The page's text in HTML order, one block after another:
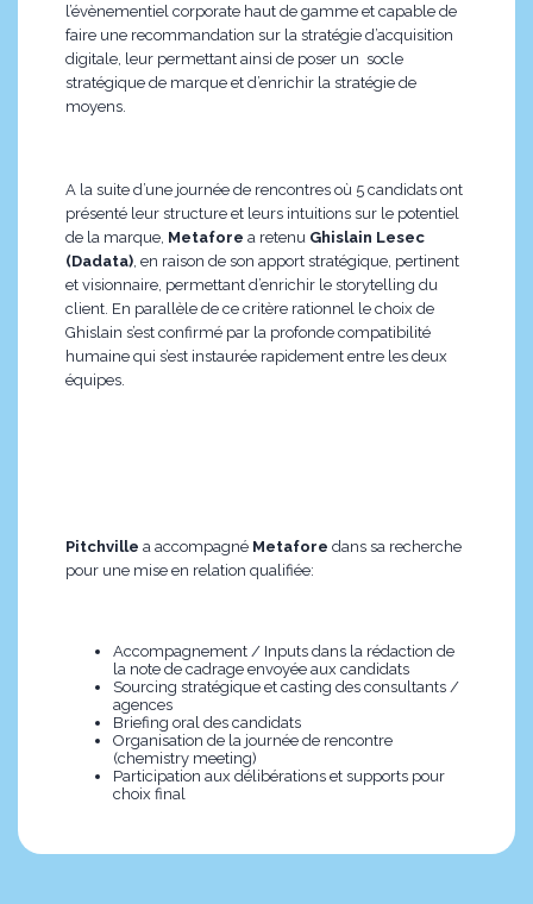
l’évènementiel corporate haut de gamme et capable de
faire une recommandation sur la stratégie d’acquisition
digitale, leur permettant ainsi de poser un socle
stratégique de marque et d’enrichir la stratégie de
moyens.
A la suite d’une journée de rencontres où 5 candidats ont
présenté leur structure et leurs intuitions sur le potentiel
de la marque, Metafore a retenu Ghislain Lesec
(Dadata) , en raison de son apport stratégique, pertinent
et visionnaire, permettant d’enrichir le storytelling du
client. En parallèle de ce critère rationnel le choix de
Ghislain s’est confirmé par la profonde compatibilité
humaine qui s’est instaurée rapidement entre les deux
équipes.
Pitchville a accompagné Metafore dans sa recherche
pour une mise en relation qualifiée:
Accompagnement / Inputs dans la rédaction de
la note de cadrage envoyée aux candidats
Sourcing stratégique et casting des consultants /
agences
Briefing oral des candidats
Organisation de la journée de rencontre
(chemistry meeting)
Participation aux délibérations et supports pour
choix final